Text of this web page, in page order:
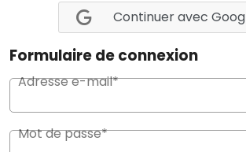
Continuer avec
Formulaire de connexion
Adresse e-mail*
Mot de passe*